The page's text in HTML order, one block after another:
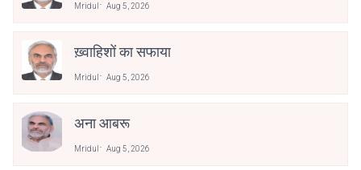
Mridul Aug 5, 2026
ख़्वाहिशों का सफाया
Mridul Aug 5, 2026
अना आबरू
Mridul Aug 5, 2026